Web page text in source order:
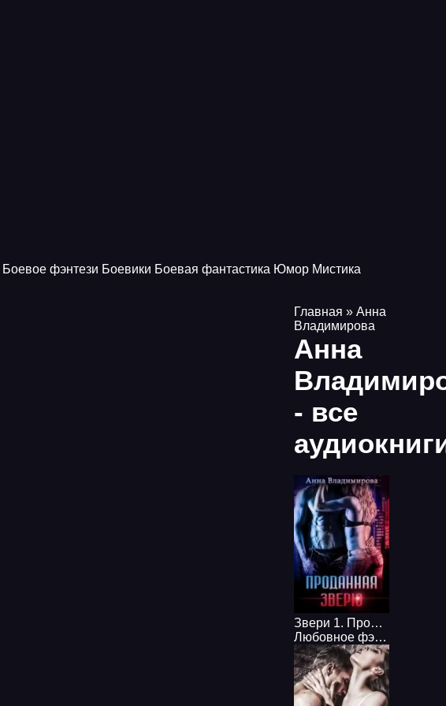
Боевое фэнтези Боевики Боевая фантастика Юмор Мистика
Главная » Анна
Владимирова
Анна
- все
Звери 1. Проданная зверю - Анна Владимирова
Любовное фэнтези